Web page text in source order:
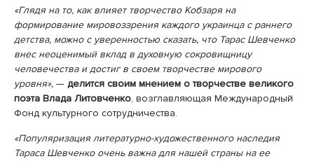
«Глядя на то, как влияет творчество Кобзаря на
формирование мировоззрения каждого украинца с раннего
детства, можно с уверенностью сказать, что Тарас Шевченко
внес неоценимый вклад в духовную сокровищницу
человечества и достиг в своем творчестве мирового
уровня», — делится своим мнением о творчестве великого
поэта Влада Литовченко, возглавляющая Международный
Фонд культурного сотрудничества.
«Популяризация литературно-художественного наследия
Тараса Шевченко очень важна для нашей страны на ее